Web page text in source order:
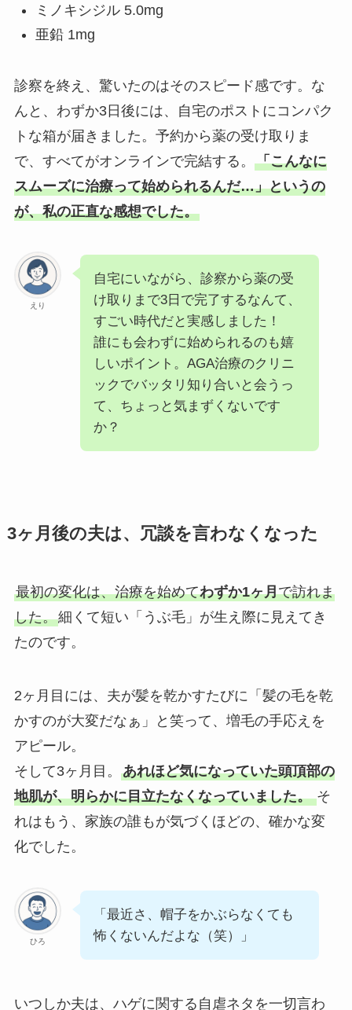
ミノキシジル 5.0mg
亜鉛 1mg
診察を終え、驚いたのはそのスピード感です。な
んと、わずか3日後には、自宅のポストにコンパク
トな箱が届きました。予約から薬の受け取りま
で、すべてがオンラインで完結する。 「こんなに
スムーズに治療って始められるんだ…」というの
が、私の正直な感想でした。
えり
自宅にいながら、診察から薬の受
け取りまで3日で完了するなんて、
すごい時代だと実感しました！
誰にも会わずに始められるのも嬉
しいポイント。AGA治療のクリニ
ックでバッタリ知り合いと会うっ
て、ちょっと気まずくないです
か？
3ヶ月後の夫は、冗談を言わなくなった
最初の変化は、治療を始めてわずか1ヶ月で訪れま
した。細くて短い「うぶ毛」が生え際に見えてき
たのです。
2ヶ月目には、夫が髪を乾かすたびに「髪の毛を乾
かすのが大変だなぁ」と笑って、増毛の手応えを
アピール。
そして3ヶ月目。 あれほど気になっていた頭頂部の
地肌が、明らかに目立たなくなっていました。 そ
れはもう、家族の誰もが気づくほどの、確かな変
化でした。
ひろ
「最近さ、帽子をかぶらなくても
怖くないんだよな（笑）」
いつしか夫は、ハゲに関する自虐ネタを一切言わ